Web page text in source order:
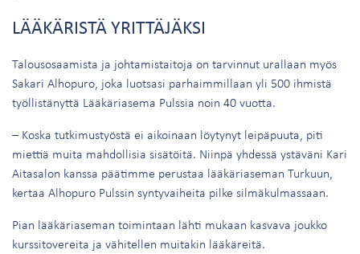
LÄÄKÄRISTÄ YRITTÄJÄKSI
Talousosaamista ja johtamistaitoja on tarvinnut urallaan myös
Sakari Alhopuro, joka luotsasi parhaimmillaan yli 500 ihmistä
työllistänyttä Lääkäriasema Pulssia noin 40 vuotta.
– Koska tutkimustyöstä ei aikoinaan löytynyt leipäpuuta, piti
miettiä muita mahdollisia sisätöitä. Niinpä yhdessä ystäväni Kari
Aitasalon kanssa päätimme perustaa lääkäriaseman Turkuun,
kertaa Alhopuro Pulssin syntyvaiheita pilke silmäkulmassaan.
Pian lääkäriaseman toimintaan lähti mukaan kasvava joukko
kurssitovereita ja vähitellen muitakin lääkäreitä.